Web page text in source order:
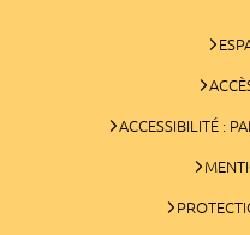
ACCESSIBILITÉ :